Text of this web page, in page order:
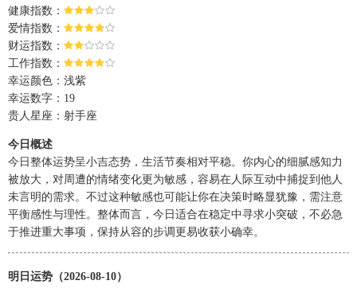
健康指数：
爱情指数：
财运指数：
工作指数：
幸运颜色：浅紫
幸运数字：19
贵人星座：射手座
今日概述
今日整体运势呈小吉态势，生活节奏相对平稳。你内心的细腻感知力
被放大，对周遭的情绪变化更为敏感，容易在人际互动中捕捉到他人
未言明的需求。不过这种敏感也可能让你在决策时略显犹豫，需注意
平衡感性与理性。整体而言，今日适合在稳定中寻求小突破，不必急
于推进重大事项，保持从容的步调更易收获小确幸。
明日运势（2026-08-10）